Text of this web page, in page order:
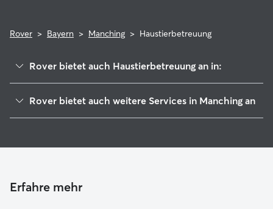
Rover > Bayern > Manching > Haustierbetreuung
Rover bietet auch Haustierbetreuung an in:
Karlskron
Geisenfeld
Rover bietet auch weitere Services in Manching an
Gassi-Service in Manching
Erfahre mehr